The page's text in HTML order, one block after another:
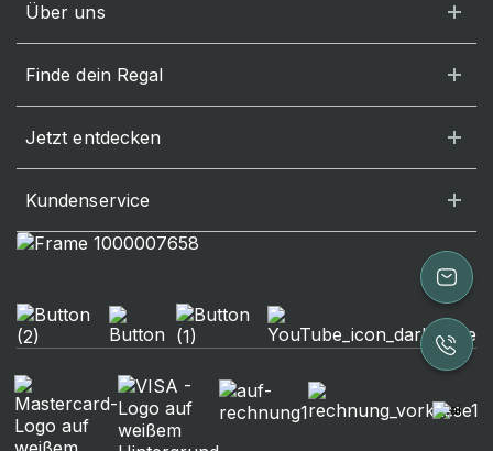
Über uns
Finde dein Regal
Jetzt entdecken
Kundenservice